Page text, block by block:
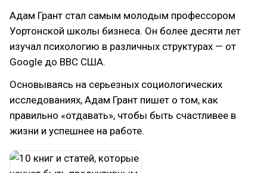
Адам Грант стал самым молодым профессором
Уортонской школы бизнеса. Он более десяти лет
изучал психологию в различных структурах — от
Google до ВВС США.
Основываясь на серьезных социологических
исследованиях, Адам Грант пишет о том, как
правильно «отдавать», чтобы быть счастливее в
жизни и успешнее на работе.